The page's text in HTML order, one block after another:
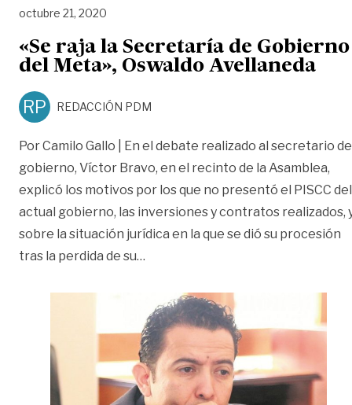
octubre 21, 2020
«Se raja la Secretaría de Gobierno
del Meta», Oswaldo Avellaneda
RP REDACCIÓN PDM
Por Camilo Gallo | En el debate realizado al secretario de
gobierno, Víctor Bravo, en el recinto de la Asamblea,
explicó los motivos por los que no presentó el PISCC del
actual gobierno, las inversiones y contratos realizados,
sobre la situación jurídica en la que se dió su procesión
tras la perdida de su…